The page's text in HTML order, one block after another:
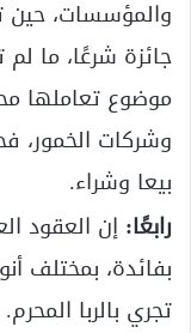
والمؤسسات، حين
جائزة شرعًا، ما
موضوع تعاملها
وشركات الخمور،
بيعا وشراء.
رابعًا: إن العقود
بفائدة، بمختلف
تجري بالربا المحرم.